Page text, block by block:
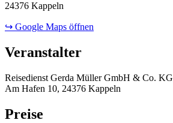
24376 Kappeln
↪ Google Maps öffnen
Veranstalter
Reisedienst Gerda Müller GmbH & Co. KG
Am Hafen 10, 24376 Kappeln
Preise